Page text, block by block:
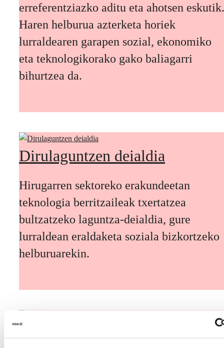
erreferentziazko aditu eta ahotsen eskutik.
Haren helburua azterketa horiek
lurraldearen garapen sozial, ekonomiko
eta teknologikorako gako baliagarri
bihurtzea da.
Dirulaguntzen deialdia
Hirugarren sektoreko erakundeetan
teknologia berritzaileak txertatzea
bultzatzeko laguntza-deialdia, gure
lurraldean eraldaketa soziala bizkortzeko
helburuarekin.
Etorkizuneko biztanleak